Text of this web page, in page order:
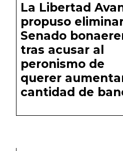
La Libertad
propuso
Senado
tras acusar al
peronismo de
querer
cantidad de